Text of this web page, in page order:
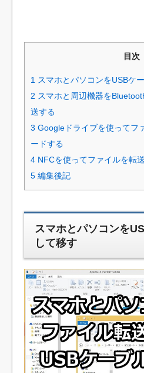
目次
1 スマホとパソコンをUSBケ
2 スマホと周辺機器を
送する
3 Googleドライブを使ってフ
ードする
4 NFCを使ってファイルを転
5 編集後記
スマホとパソコンを
して移す